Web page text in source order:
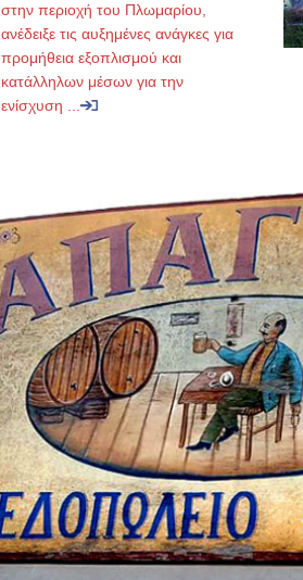
στην περιοχή του Πλωμαρίου,
ανέδειξε τις αυξημένες ανάγκες για
προμήθεια εξοπλισμού και
κατάλληλων μέσων για την
ενίσχυση ...